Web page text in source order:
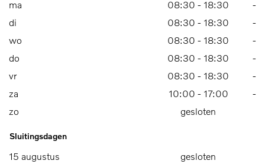
ma 08:30 - 18:30
-
di
08:30 - 18:30
-
wo
08:30 - 18:30
-
do
08:30 - 18:30
-
vr
08:30 - 18:30
-
za
10:00 - 17:00
-
zo
gesloten
Sluitingsdagen
15 augustus
gesloten